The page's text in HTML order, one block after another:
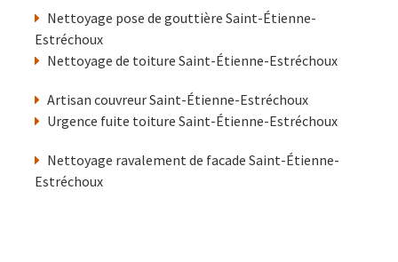
Nettoyage pose de gouttière Saint-Étienne-
Estréchoux
Nettoyage de toiture Saint-Étienne-Estréchoux
Artisan couvreur Saint-Étienne-Estréchoux
Urgence fuite toiture Saint-Étienne-Estréchoux
Nettoyage ravalement de facade Saint-Étienne-
Estréchoux